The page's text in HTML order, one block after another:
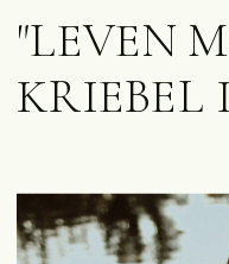
"LEVEN
KRIEBEL